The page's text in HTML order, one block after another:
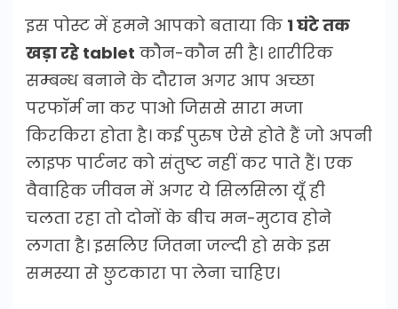
इस पोस्ट में हमने आपको बताया कि 1 घंटे तक
खड़ा रहे tablet कौन-कौन सी है। शारीरिक
सम्बन्ध बनाने के दौरान अगर आप अच्छा
परफॉर्म ना कर पाओ जिससे सारा मजा
किरकिरा होता है। कई पुरुष ऐसे होते हैं जो अपनी
लाइफ पार्टनर को संतुष्ट नहीं कर पाते हैं। एक
वैवाहिक जीवन में अगर ये सिलसिला यूँ ही
चलता रहा तो दोनों के बीच मन-मुटाव होने
लगता है। इसलिए जितना जल्दी हो सके इस
समस्या से छुटकारा पा लेना चाहिए।